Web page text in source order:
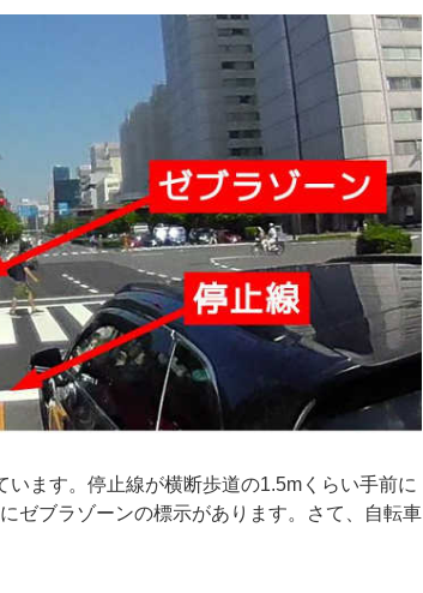
ます。停止線が横断歩道の1.5mくらい手前に
ゼブラゾーンの標示があります。さて、自転車